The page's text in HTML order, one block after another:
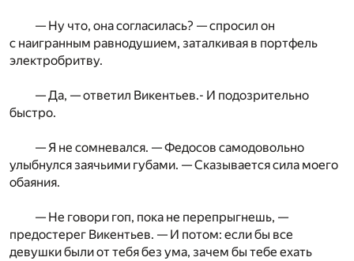
— Ну что, она согласилась? — спросил он
с наигранным равнодушием, заталкивая в портфель
электробритву.
— Да, — ответил Викентьев.- И подозрительно
быстро.
— Я не сомневался. — Федосов самодовольно
улыбнулся заячьими губами. — Сказывается сила моего
обаяния.
— Не говори гоп, пока не перепрыгнешь, —
предостерег Викентьев. — И потом: если бы все
девушки были от тебя без ума, зачем бы тебе ехать